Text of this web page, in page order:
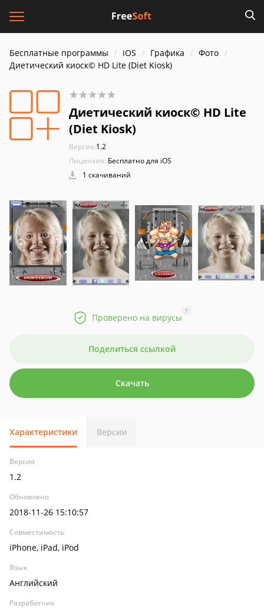
Бесплатные программы iOS Графика
Фото
Диетический киоск© HD Lite (Diet Kiosk)
Диетический киоск© HD Lite
(Diet Kiosk)
Версия:1.2
Лицензия: Бесплатно для iOS
1 скачиваний
Проверено на вирусы
?
Поделиться ссылкой
Скачать
Характеристики Версии
Версия
1.2
Обновлено
2018-11-26 15:10:57
Совместимость
iPhone, iPad, iPod
Язык
Английский
Разработчик